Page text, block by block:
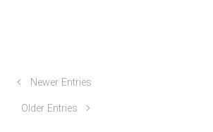
Newer Entries
Older Entries